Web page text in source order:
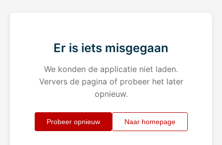
Er is iets misgegaan
We konden de applicatie niet laden.
Ververs de pagina of probeer het later
opnieuw.
Probeer opnieuw Naar homepage